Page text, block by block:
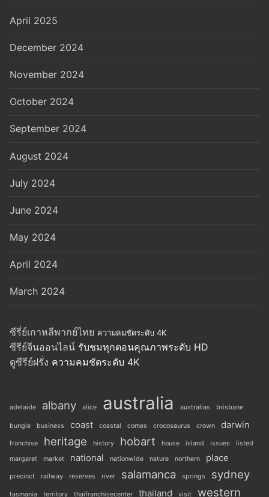
April 2025
December 2024
November 2024
October 2024
September 2024
August 2024
July 2024
June 2024
May 2024
April 2024
March 2024
ซีรี่ย์เกาหลีพากย์ไทย ความคมชัดระดับ 4K
ซีรีย์จีนออนไลน์ รับชมทุกตอนคุณภาพระดับ HD
ดูซีรีย์ฝรั่ง ความคมชัดระดับ 4K
adelaide albany alice australia australias brisbane
bungle business coast coastal comes crocosaurus crown darwin
franchise heritage history hobart house island issues
listed
margaret
market national nationwide nature northern place
precinct railway reserves river salamanca springs sydney
tasmania territory thaifranchisecenter thailand visit western